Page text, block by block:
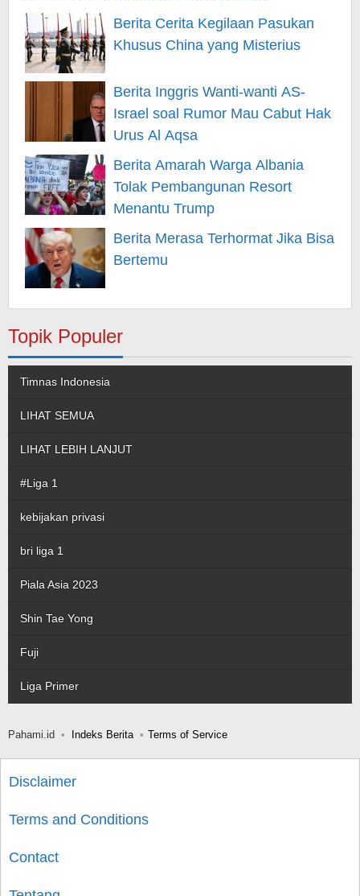
Berita Cerita Kegilaan Pasukan
Khusus China yang Misterius
Berita Inggris Wanti-wanti AS-
Israel soal Rumor Mau Cabut Hak
Urus Al Aqsa
Berita Amarah Warga Albania
Tolak Pembangunan Resort
Menantu Trump
Berita Merasa Terhormat Jika Bisa
Bertemu
Topik Populer
Timnas Indonesia
LIHAT SEMUA
LIHAT LEBIH LANJUT
#Liga 1
kebijakan privasi
bri liga 1
Piala Asia 2023
Shin Tae Yong
Fuji
Liga Primer
Pahami.id Indeks Berita Terms of Service
Disclaimer
Terms and Conditions
Contact